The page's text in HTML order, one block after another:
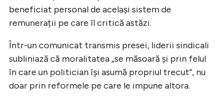
beneficiat personal de același sistem de
remunerații pe care îl critică astăzi.
Într-un comunicat transmis presei, liderii sindicali
subliniază că moralitatea „se măsoară și prin felul
în care un politician își asumă propriul trecut”, nu
doar prin reformele pe care le impune altora.